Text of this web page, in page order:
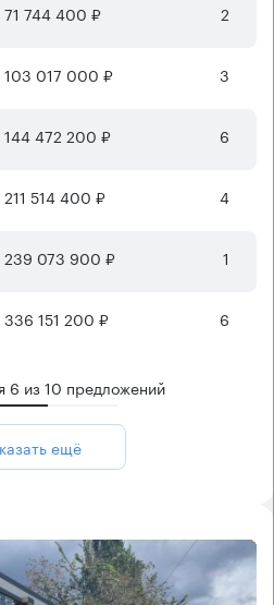
71 744 400 ₽ 2
103 017 000 ₽ 3
144 472 200 ₽ 6
211 514 400 ₽ 4
239 073 900 ₽ 1
336 151 200 ₽ 6
6 из10 предложений
ещё